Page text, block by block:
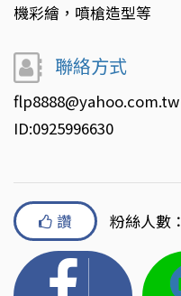
機彩繪，噴槍造型等
聯絡方式
flp8888@yahoo.com.tw
ID:0925996630
讚 粉絲人數：